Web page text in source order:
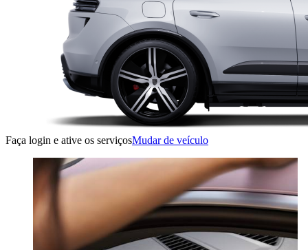
Faça login e ative os serviçosMudar de veículo